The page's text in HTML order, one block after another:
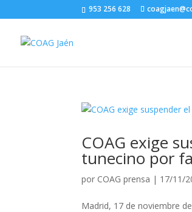
953 256 628
COAG exige
tunecino por
por COAG prensa | 17/11/
Madrid, 17 de noviembre